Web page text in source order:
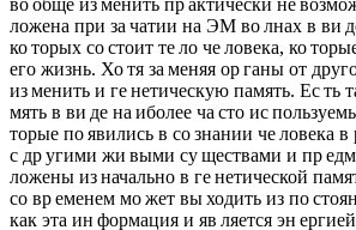
ложена при за чатии на ЭМ во лнах в ви
ко торых со стоит те ло че ловека, ко
его жизнь. Хо тя за меняя ор ганы от
из менить и ге нетическую память. Ес ть
мять в ви де на иболее ча сто ис
торые по явились в со знании че ловека в
с др угими жи выми су ществами и пр
ложены из начально в ге нетической
со вр еменем мо жет вы ходить из по
как эта ин формация и яв ляется эн